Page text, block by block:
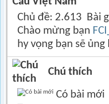
Chủ đề 2.613 Bài
Chào mừng bạn
hy vọng bạn sẽ ủng
Chú thích
Có bài mới